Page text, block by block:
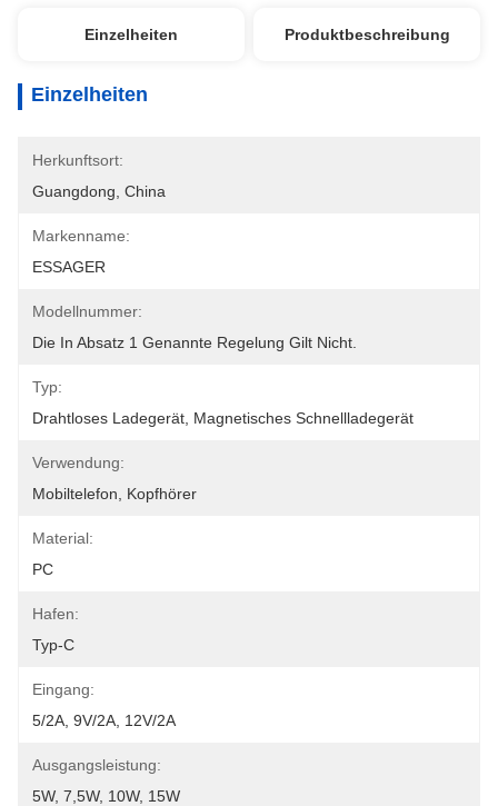
Einzelheiten Produktbeschreibung
Einzelheiten
Herkunftsort:
Guangdong, China
Markenname:
ESSAGER
Modellnummer:
Die In Absatz 1 Genannte Regelung Gilt Nicht.
Typ:
Drahtloses Ladegerät, Magnetisches Schnellladegerät
Verwendung:
Mobiltelefon, Kopfhörer
Material:
PC
Hafen:
Typ-C
Eingang:
5/2A, 9V/2A, 12V/2A
Ausgangsleistung:
5W, 7,5W, 10W, 15W